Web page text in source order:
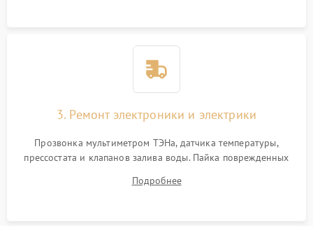
3. Ремонт электроники и электрики
Прозвонка мультиметром ТЭНа, датчика температуры,
прессостата и клапанов залива воды. Пайка поврежденных
Восстановление целостности проводки и контактов.
Подробнее